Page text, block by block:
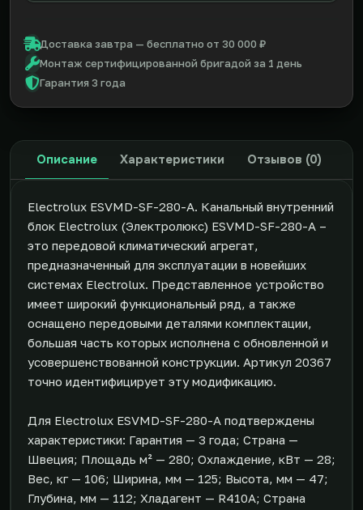
Доставка завтра — бесплатно от 30 000 ₽
Монтаж сертифицированной бригадой за 1 день
Гарантия 3 года
Описание Характеристики Отзывов (0)
Electrolux ESVMD-SF-280-А. Канальный внутренний
блок Electrolux (Электролюкс) ESVMD-SF-280-А –
это передовой климатический агрегат,
предназначенный для эксплуатации в новейших
системах Electrolux. Представленное устройство
имеет широкий функциональный ряд, а также
оснащено передовыми деталями комплектации,
большая часть которых исполнена с обновленной и
усовершенствованной конструкции. Артикул 20367
точно идентифицирует эту модификацию.
Для Electrolux ESVMD-SF-280-А подтверждены
характеристики: Гарантия — 3 года; Страна —
Швеция; Площадь м² — 280; Охлаждение, кВт — 28;
Вес, кг — 106; Ширина, мм — 125; Высота, мм — 47;
Глубина, мм — 112; Хладагент — R410A; Страна